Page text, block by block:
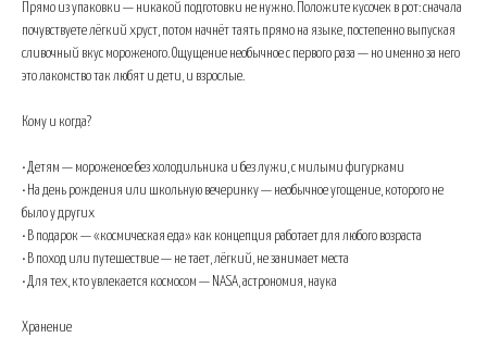
Прямо из упаковки — никакой подготовки не нужно. Положите кусочек в рот: сначала
почувствуете лёгкий хруст, потом начнёт таять прямо на языке, постепенно выпуская
сливочный вкус мороженого. Ощущение необычное с первого раза — но именно за него
это лакомство так любят и дети, и взрослые.
Кому и когда?
• Детям — мороженое без холодильника и без лужи, с милыми фигурками
• На день рождения или школьную вечеринку — необычное угощение, которого не
было у других
• В подарок — «космическая еда» как концепция работает для любого возраста
• В поход или путешествие — не тает, лёгкий, не занимает места
• Для тех, кто увлекается космосом — NASA, астрономия, наука
Хранение